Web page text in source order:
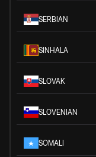
SERBIAN
SINHALA
SLOVAK
SLOVENIAN
SOMALI